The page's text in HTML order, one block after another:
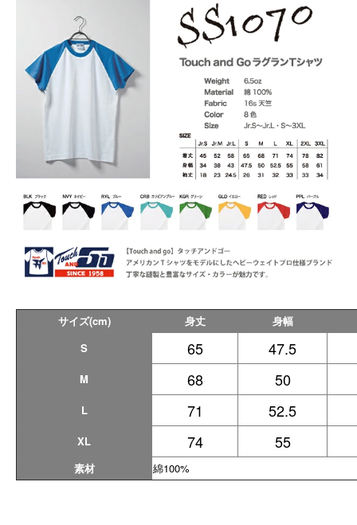
サイズ(cm) 身丈
身幅
S
65 47.5
M 68 50
L 71 52.5
XL 74 55
素材 綿100%